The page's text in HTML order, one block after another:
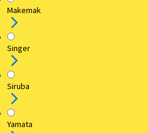
Makemak
Singer
Siruba
Yamata